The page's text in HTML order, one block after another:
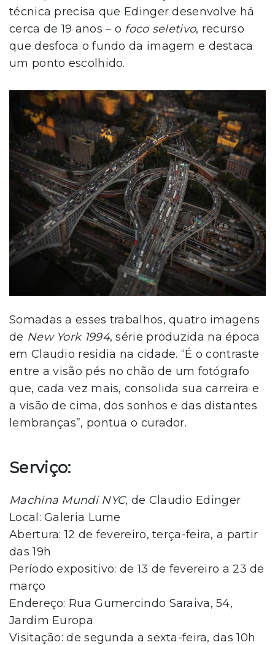
técnica precisa que Edinger desenvolve há
cerca de 19 anos – o foco seletivo, recurso
que desfoca o fundo da imagem e destaca
um ponto escolhido.
Somadas a esses trabalhos, quatro imagens
de New York 1994, série produzida na época
em Claudio residia na cidade. “É o contraste
entre a visão pés no chão de um fotógrafo
que, cada vez mais, consolida sua carreira e
a visão de cima, dos sonhos e das distantes
lembranças”, pontua o curador.
Serviço:
Machina Mundi NYC, de Claudio Edinger
Local: Galeria Lume
Abertura: 12 de fevereiro, terça-feira, a partir
das 19h
Período expositivo: de 13 de fevereiro a 23 de
março
Endereço: Rua Gumercindo Saraiva, 54,
Jardim Europa
Visitação: de segunda a sexta-feira, das 10h